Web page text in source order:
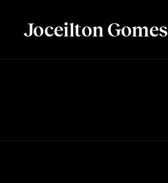
Joceilton Gomes